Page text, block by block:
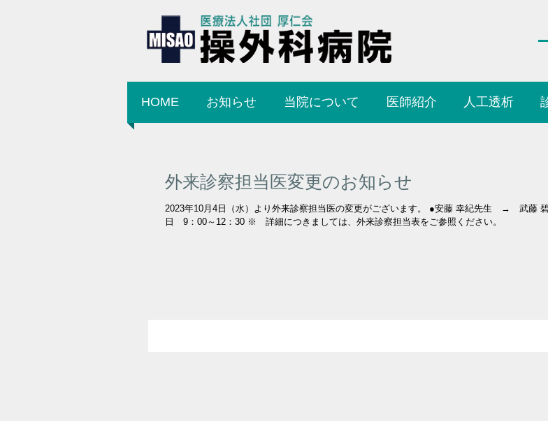
HOME お知らせ 当院について 医師紹介 人工透析
外来診察担当医変更のお知らせ
2023年10月4日（水）より外来診察担当医の変更がございます。 ●安藤 幸紀先生 → 武藤
日 9：00～12：30 ※ 詳細につきましては、外来診察担当表をご参照ください。